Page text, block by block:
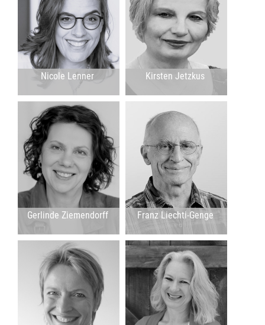
Franz Liechti-Genge
Gerlinde Ziemendorff
Kirsten Jetzkus
Nicole Lenner